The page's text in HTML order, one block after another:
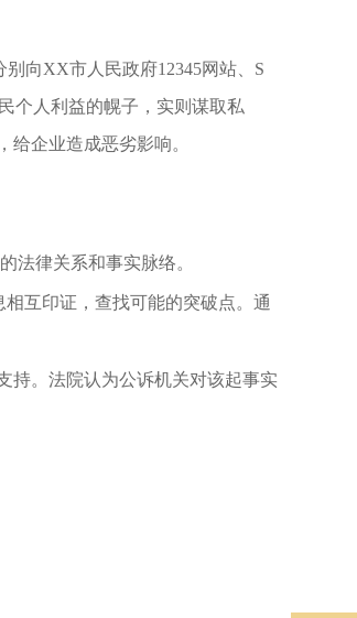
向XX市人民政府12345网站、S
个人利益的幌子，实则谋取私
企业造成恶劣影响。
法律关系和事实脉络。
互印证，查找可能的突破点。通
持。法院认为公诉机关对该起事实